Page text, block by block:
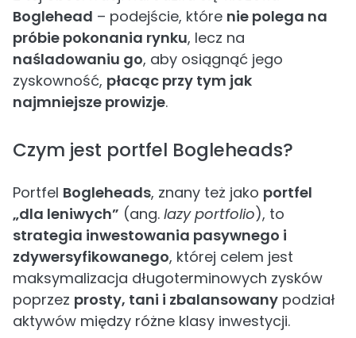
Boglehead – podejście, które nie polega na
próbie pokonania rynku, lecz na
naśladowaniu go, aby osiągnąć jego
zyskowność, płacąc przy tym jak
najmniejsze prowizje.
Czym jest portfel Bogleheads?
Portfel Bogleheads, znany też jako portfel
„dla leniwych” (ang. lazy portfolio), to
strategia inwestowania pasywnego i
zdywersyfikowanego, której celem jest
maksymalizacja długoterminowych zysków
poprzez prosty, tani i zbalansowany podział
aktywów między różne klasy inwestycji.